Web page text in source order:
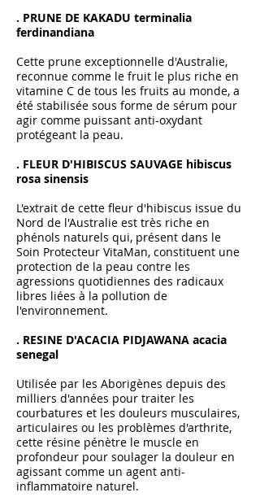
. PRUNE DE KAKADU terminalia
ferdinandiana
Cette prune exceptionnelle d'Australie,
reconnue comme le fruit le plus riche en
vitamine C de tous les fruits au monde, a
été stabilisée sous forme de sérum pour
agir comme puissant anti-oxydant
protégeant la peau.
. FLEUR D'HIBISCUS SAUVAGE hibiscus
rosa sinensis
L'extrait de cette fleur d'hibiscus issue du
Nord de l'Australie est très riche en
phénols naturels qui, présent dans le
Soin Protecteur VitaMan, constituent une
protection de la peau contre les
agressions quotidiennes des radicaux
libres liées à la pollution de
l'environnement.
. RESINE D'ACACIA PIDJAWANA acacia
senegal
Utilisée par les Aborigènes depuis des
milliers d'années pour traiter les
courbatures et les douleurs musculaires,
articulaires ou les problèmes d'arthrite,
cette résine pénètre le muscle en
profondeur pour soulager la douleur en
agissant comme un agent anti-
inflammatoire naturel.